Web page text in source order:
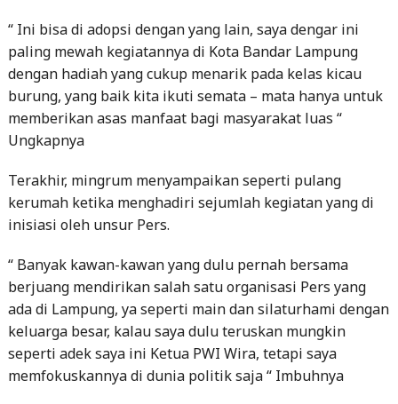
“ Ini bisa di adopsi dengan yang lain, saya dengar ini
paling mewah kegiatannya di Kota Bandar Lampung
dengan hadiah yang cukup menarik pada kelas kicau
burung, yang baik kita ikuti semata – mata hanya untuk
memberikan asas manfaat bagi masyarakat luas “
Ungkapnya
Terakhir, mingrum menyampaikan seperti pulang
kerumah ketika menghadiri sejumlah kegiatan yang di
inisiasi oleh unsur Pers.
“ Banyak kawan-kawan yang dulu pernah bersama
berjuang mendirikan salah satu organisasi Pers yang
ada di Lampung, ya seperti main dan silaturhami dengan
keluarga besar, kalau saya dulu teruskan mungkin
seperti adek saya ini Ketua PWI Wira, tetapi saya
memfokuskannya di dunia politik saja “ Imbuhnya